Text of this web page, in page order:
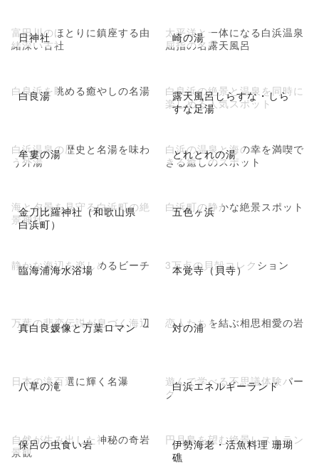
日神社
富田川のほとりに鎮座する由
緒深い古社
崎の湯
太平洋と一体になる白浜温泉
屈指の名露天風呂
白良湯
白良浜を眺める癒やしの名湯
露天風呂しらすな・しら
すな足湯
白良浜の絶景と温泉を同時に
楽しめる人気スポット
牟婁の湯
白浜温泉の歴史と名湯を味わ
う外湯
とれとれの湯
白浜の温泉と海の幸を満喫で
きる癒しのスポット
金刀比羅神社（和歌山県
白浜町）
海と夕景を見守る白浜町の絶
景神社
五色ヶ浜
白浜町の静かな絶景スポット
臨海浦海水浴場
静かな海辺を楽しめるビーチ 本覚寺（貝寺）
3万点の貝殻コレクション
真白良媛像と万葉ロマン
万葉の悲恋伝説が息づく海辺 対の浦
恋人たちを結ぶ相思相愛の岩
八草の滝
日本の滝百選に輝く名瀑 白浜エネルギーランド
遊んで学べる不思議体験パー
ク
保呂の虫食い岩
自然が生み出した神秘の奇岩
景観
伊勢海老・活魚料理 珊瑚
礁
円月島を望む絶景レストラン